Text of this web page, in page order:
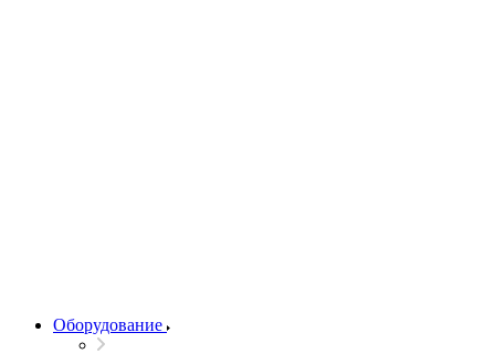
Оборудование